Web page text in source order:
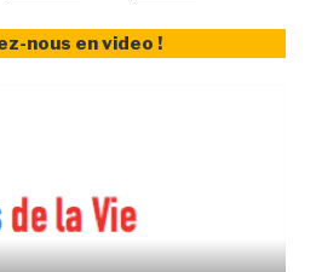
nous en video !